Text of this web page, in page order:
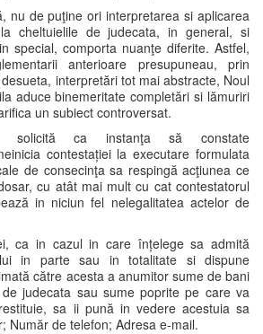
nu de puţine ori interpretarea si aplicarea
cheltuielile de judecata, in general, si
special, comporta nuanţe diferite. Astfel,
anterioare presupuneau, prin
interpretări tot mai abstracte, Noul
aduce binemeritate completări si lămuriri
un subiect controversat.
solicită ca instanţa să constate
contestației la executare formulata
de consecinţa sa respingă acţiunea ce
cu atât mai mult cu cat contestatorul
in niciun fel nelegalitatea actelor de
ca in cazul in care înțelege sa admită
in parte sau in totalitate si dispune
către acesta a anumitor sume de bani
judecata sau sume poprite pe care va
sa ii pună in vedere acestuia sa
Număr de telefon; Adresa e-mail.